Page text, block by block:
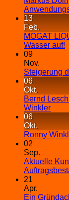
13
Feb.
MOGAT
Wasser auf!
09
Nov.
Steigerung
06
Okt.
Bernd
Winkler
06
Okt.
Ronny
02
Sep.
Aktuelle
21
Apr.
Ein